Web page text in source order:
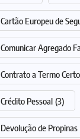
Cartão Europeu de
Comunicar Agregado
Contrato a Termo Certo
Crédito Pessoal (3)
Devolução de Propinas